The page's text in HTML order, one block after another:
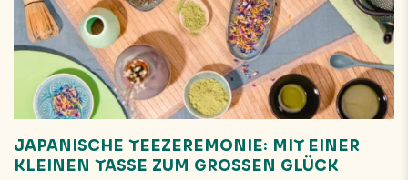
JAPANISCHE TEEZEREMONIE: MIT EINER
KLEINEN TASSE ZUM GROSSEN GLÜCK